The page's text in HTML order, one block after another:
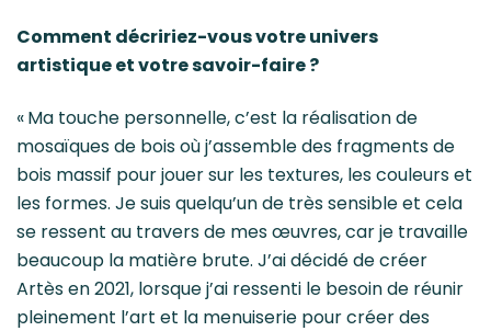
Comment décririez-vous votre univers
artistique et votre savoir-faire ?
« Ma touche personnelle, c’est la réalisation de
mosaïques de bois où j’assemble des fragments de
bois massif pour jouer sur les textures, les couleurs et
les formes. Je suis quelqu’un de très sensible et cela
se ressent au travers de mes œuvres, car je travaille
beaucoup la matière brute. J’ai décidé de créer
Artès en 2021, lorsque j’ai ressenti le besoin de réunir
pleinement l’art et la menuiserie pour créer des